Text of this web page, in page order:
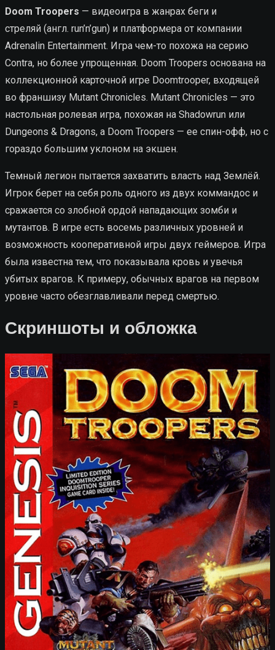
Doom Troopers — видеоигра в жанрах беги и
стреляй (англ. run’n’gun) и платформера от компании
Adrenalin Entertainment. Игра чем-то похожа на серию
Contra, но более упрощенная. Doom Troopers основана на
коллекционной карточной игре Doomtrooper, входящей
во франшизу Mutant Chronicles. Mutant Chronicles — это
настольная ролевая игра, похожая на Shadowrun или
Dungeons & Dragons, а Doom Troopers — ее спин-офф, но с
гораздо большим уклоном на экшен.
Темный легион пытается захватить власть над Землёй.
Игрок берет на себя роль одного из двух коммандос и
сражается со злобной ордой нападающих зомби и
мутантов. В игре есть восемь различных уровней и
возможность кооперативной игры двух геймеров. Игра
была известна тем, что показывала кровь и увечья
убитых врагов. К примеру, обычных врагов на первом
уровне часто обезглавливали перед смертью.
Скриншоты и обложка